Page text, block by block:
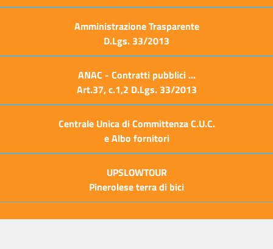
Amministrazione Trasparente
D.Lgs. 33/2013
ANAC - Contratti pubblici ...
Art.37, c.1,2 D.Lgs. 33/2013
Centrale Unica di Committenza C.U.C.
e Albo fornitori
UPSLOWTOUR
Pinerolese terra di bici